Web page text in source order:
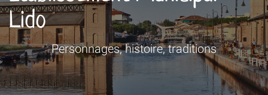
Lido
Personnages, histoire, traditions